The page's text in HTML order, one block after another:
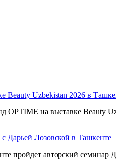
Beauty Uzbekistan 2026 в
OPTIME на выставке Beauty
с Дарьей Лозовской в Ташкенте
пройдет авторский семинар